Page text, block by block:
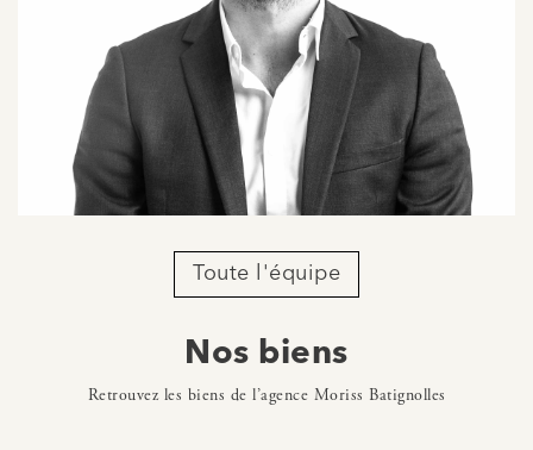
Toute l'équipe
Nos biens
Retrouvez les biens de l’agence Moriss Batignolles